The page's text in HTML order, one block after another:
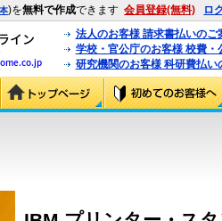
)を無料で作成できます 会員登録(無料) ロ
法人のお客様 請求書払いのご
学校・官公庁のお客様 校費・
研究機関のお客様 科研費払い